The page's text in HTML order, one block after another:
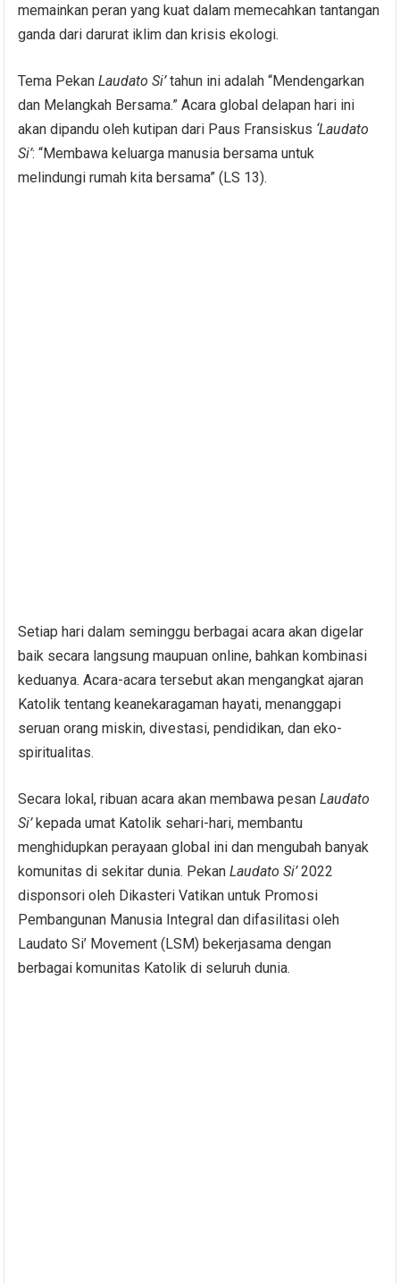
memainkan peran yang kuat dalam memecahkan tantangan
ganda dari darurat iklim dan krisis ekologi.
Tema PekanLaudato Si’tahun ini adalah “Mendengarkan
dan Melangkah Bersama.” Acara global delapan hari ini
akan dipandu oleh kutipan dari Paus Fransiskus ‘Laudato
Si’: “Membawa keluarga manusia bersama untuk
melindungi rumah kita bersama” (LS 13).
Setiap hari dalam seminggu berbagai acara akan digelar
baik secara langsung maupuan online, bahkan kombinasi
keduanya. Acara-acara tersebut akan mengangkat ajaran
Katolik tentang keanekaragaman hayati, menanggapi
seruan orang miskin, divestasi, pendidikan, dan eko-
spiritualitas.
Secara lokal, ribuan acara akan membawa pesanLaudato
Si’kepada umat Katolik sehari-hari, membantu
menghidupkan perayaan global ini dan mengubah banyak
komunitas di sekitar dunia. PekanLaudato Si’2022
disponsori oleh Dikasteri Vatikan untuk Promosi
Pembangunan Manusia Integral dan difasilitasi oleh
Laudato Si’ Movement (LSM) bekerjasama dengan
berbagai komunitas Katolik di seluruh dunia.